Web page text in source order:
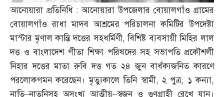
আনোয়ারা প্রতিনিধি :আনোয়ারা উপজেলার বোয়ালগাঁও গ্রামের
বোয়ালগাঁও রাধা মাদব আশ্রমের পরিচালনা কমিটির উপদেষ্টা
মাস্টার মৃণাল কান্তি দত্তের সহধর্মিণী,বিশিষ্ট ব্যবসায়ী মিহির লাল
দত্ত ও বাংলাদেশ গীতা শিক্ষা পরিষদের সহ সভাপতি প্রকৌশলী
নিহার দত্তের মাতা রুবি দত্ত গত ২৪ জুন বার্ধক্যজনিত কারণে
পরলোকগমন করেছেন। মৃত্যুকালে তিনি স্বামী, ২ পুত্র, ১ কন্যা,
নাতি–নাতনিসহ অসংখ্য আত্মীয়–স্বজন ও গুণগ্রাহী রেখে যান।